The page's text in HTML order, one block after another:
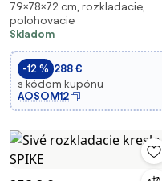
rozkladacia pohovka-kreslo
čalúnené syntetickým ľanom s
nastaviteľným operadlom v 6
polohách a vankúšom pre
obývaciu izbu 72x78x79
79×78×72 cm, rozkladacie,
polohovacie
Skladom
-12 % 288 €
s kódom kupónu
AOSOM12